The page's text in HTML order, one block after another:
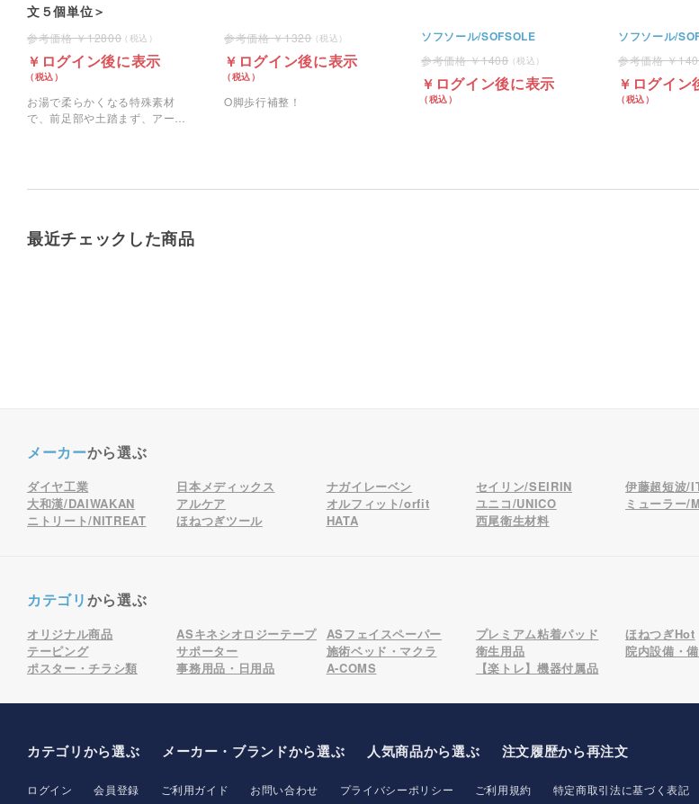
文５個単位＞
12800
ログイン後に表示
お湯で柔らかくなる特殊素材
で、前足部や土踏まず、アーチ
1320
ログイン後に表示
O脚歩行補整！
ソフソール/SOFSOLE
1408
ログイン後に表示
ソフソール/
ログイン
最近チェックした商品
メーカーから選ぶ
ダイヤ工業 日本メディックス ナガイレーベン セイリン/SEIRIN 伊藤超短波/
大和漢/DAIWAKAN
アルケア オルフィット/orfit ユニコ/UNICO ミューラー/
ニトリート/NITREAT
ほねつぎツール HATA 西尾衛生材料
カテゴリから選ぶ
オリジナル商品 ASキネシオロジーテープ ASフェイスペーパー プレミアム粘着パッド ほねつぎHot
テーピング
サポーター 施術ベッド・マクラ 衛生用品 院内設備・
ポスター・チラシ類
事務用品・日用品 A-COMS 【楽トレ】機器付属品
カテゴリから選ぶ メーカー ・ブランドから選ぶ 人気商品から選ぶ 注文履歴から再注文
ログイン 会員登録 ご利用ガイド お問い合わせ プライバシーポリシー ご利用規約 特定商取引法に基づく表記